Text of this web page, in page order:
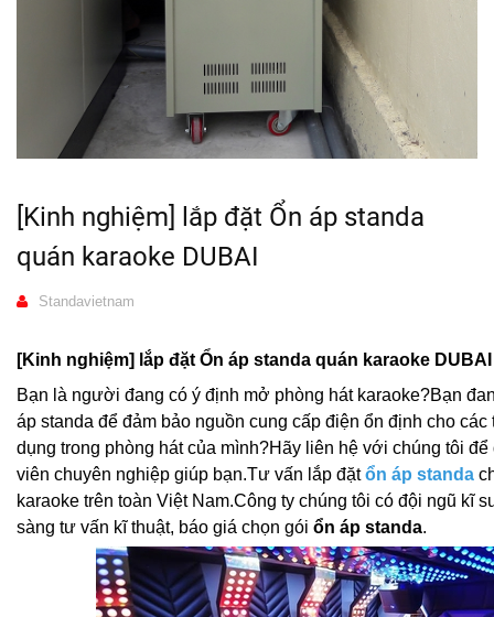
[Kinh nghiệm] lắp đặt Ổn áp standa
quán karaoke DUBAI
Standavietnam
[Kinh nghiệm] lắp đặt Ổn áp standa quán karaoke DUBAI
Bạn là người đang có ý định mở phòng hát karaoke?Bạn
áp standa để đảm bảo nguồn cung cấp điện ổn định cho
dụng trong phòng hát của mình?Hãy liên hệ với chúng tôi
viên chuyên nghiệp giúp bạn.Tư vấn lắp đặtổn áp standa
karaoke trên toàn Việt Nam.Công ty chúng tôi có đội ngũ kĩ
sàng tư vấn kĩ thuật, báo giá chọn gói ổn áp standa.